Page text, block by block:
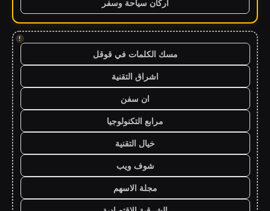
اركان سياحة وسفر
!
مسك الكلمات في قوقل
اشراق التقنية
ان سفن
مرابع التكنولوجيا
خيال التقنية
شوف ويب
مجلة الاسهم